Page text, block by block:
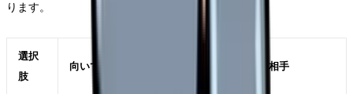
ります。
選択
肢
向いているケース 確認する相手